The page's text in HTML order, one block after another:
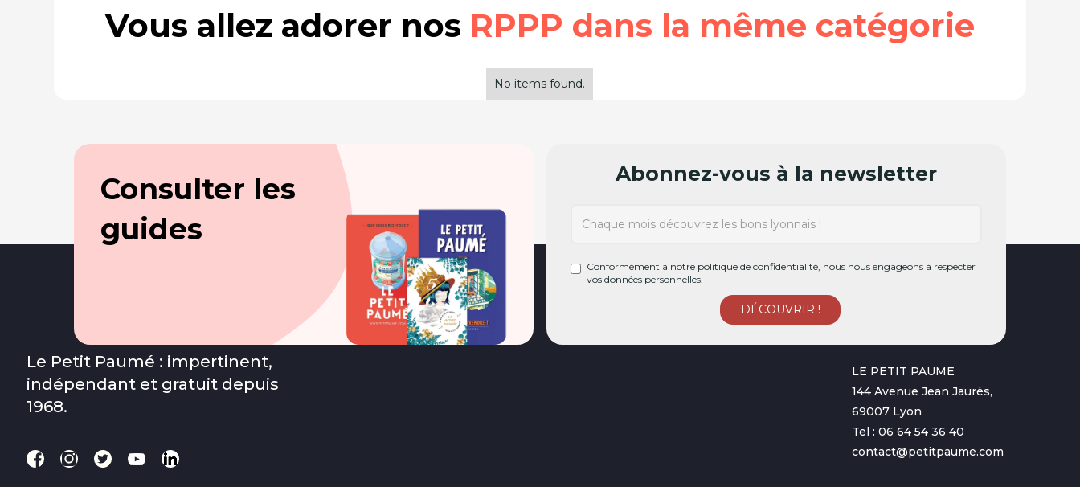
Vous allez adorer nos RPPP dans la même catégorie
No items found.
Consulter les
guides
Abonnez-vous à la newsletter
Conformément à notre politique de confidentialité, nous nous engageons à respecter
vos données personnelles.
Le Petit Paumé : impertinent,
indépendant et gratuit depuis
1968.
LE PETIT PAUME
144 Avenue Jean Jaurès,
69007 Lyon
Tel : 06 64 54 36 40
contact@petitpaume.com